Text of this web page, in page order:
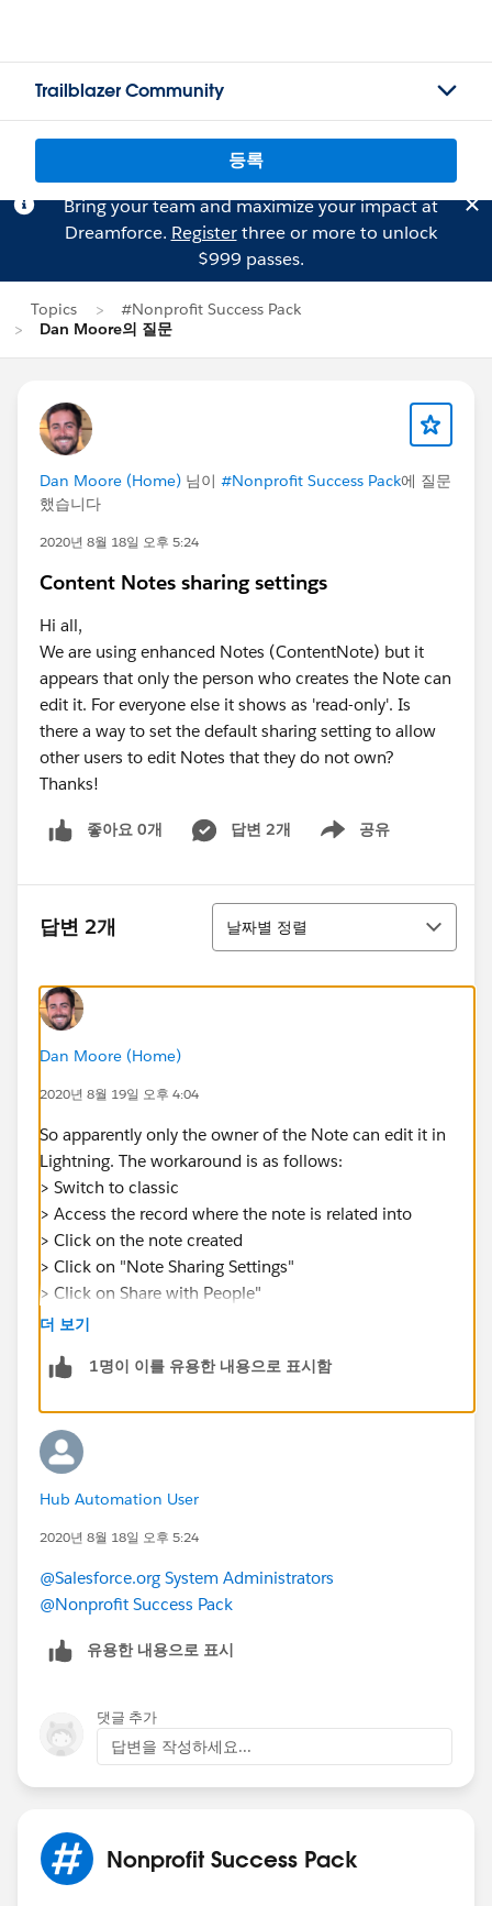
Trailblazer Community
등록
Bring your team and maximize your impact at
Dreamforce. Registerthree or more to unlock
$999 passes.
Topics
#Nonprofit Success Pack
Dan Moore의 질문
Dan Moore (Home) 님이 #Nonprofit Success Pack에 질문
했습니다
2020년 8월 18일 오후 5:24
Content Notes sharing settings
Hi all,
We are using enhanced Notes (ContentNote) but it
appears that only the person who creates the Note can
edit it. For everyone else it shows as 'read-only'. Is
there a way to set the default sharing setting to allow
other users to edit Notes that they do not own?
Thanks!
좋아요 0개 답변 2개 공유
Show menu
답변 2개
정렬
날짜별 정렬
Dan Moore (Home)
2020년 8월 19일 오후 4:04
So apparently only the owner of the Note can edit it in
Lightning. The workaround is as follows:
> Switch to classic
> Access the record where the note is related into
> Click on the note created
> Click on "Note Sharing Settings"
> Click on Share with People"
> Select the user you want to share the record into and
> Click on Share
This requires going into each Note manually and
changing the sharing settings.
Since we have only have one person in our org who
needs to edit Notes, we just updated all of the Notes
더 보기
1명이 이를 유용한 내용으로 표시함
Hub Automation User
2020년 8월 18일 오후 5:24
@Salesforce.org System Administrators
@Nonprofit Success Pack
유용한 내용으로 표시
댓글 추가
답변을 작성하세요...
Nonprofit Success Pack